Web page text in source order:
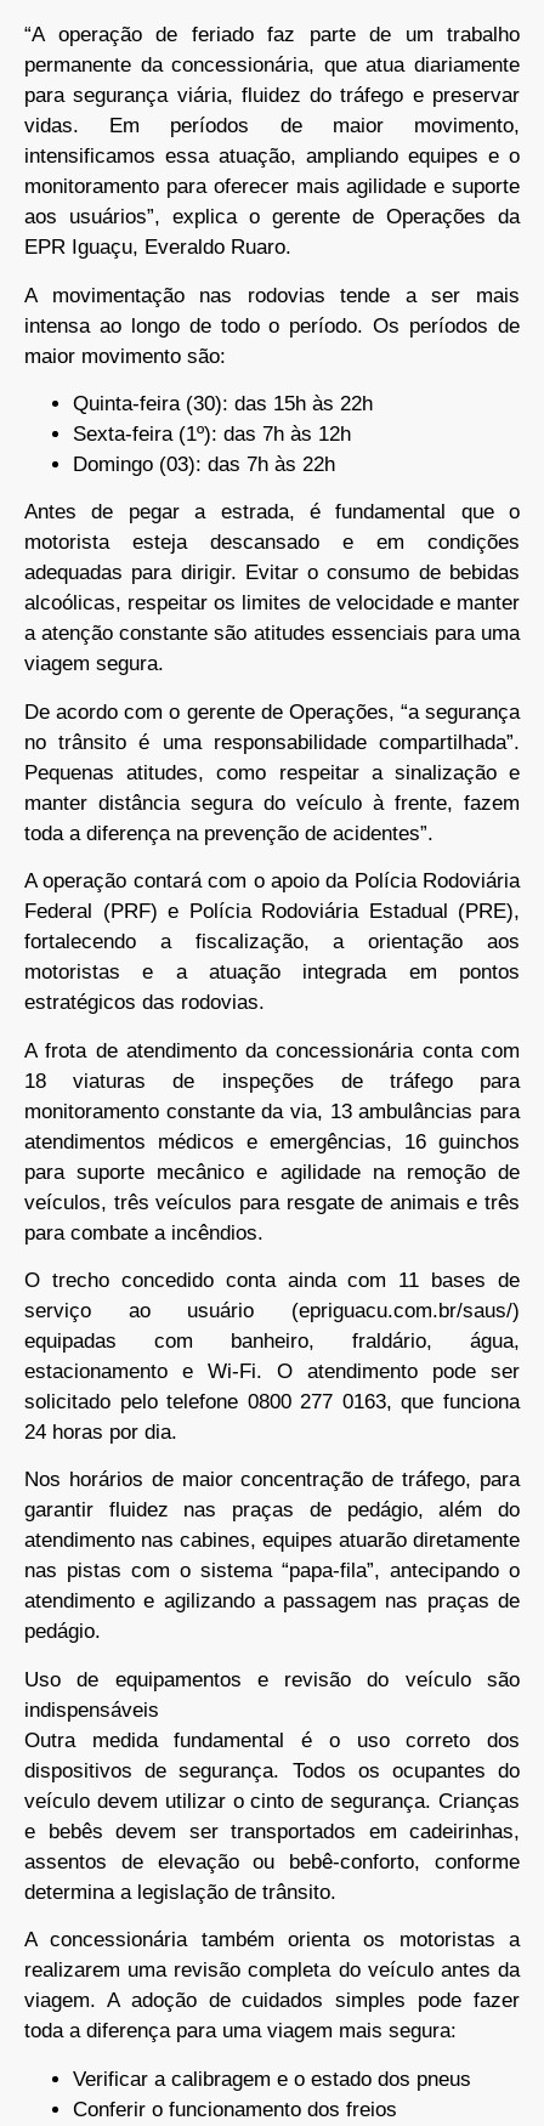
“A operação de feriado faz parte de um trabalho
permanente da concessionária, que atua diariamente
para segurança viária, fluidez do tráfego e preservar
vidas. Em períodos de maior movimento,
intensificamos essa atuação, ampliando equipes e o
monitoramento para oferecer mais agilidade e suporte
aos usuários”, explica o gerente de Operações da
EPR Iguaçu, Everaldo Ruaro.
A movimentação nas rodovias tende a ser mais
intensa ao longo de todo o período. Os períodos de
maior movimento são:
Quinta-feira (30): das 15h às 22h
Sexta-feira (1º): das 7h às 12h
Domingo (03): das 7h às 22h
Antes de pegar a estrada, é fundamental que o
motorista esteja descansado e em condições
adequadas para dirigir. Evitar o consumo de bebidas
alcoólicas, respeitar os limites de velocidade e manter
a atenção constante são atitudes essenciais para uma
viagem segura.
De acordo com o gerente de Operações, “a segurança
no trânsito é uma responsabilidade compartilhada”.
Pequenas atitudes, como respeitar a sinalização e
manter distância segura do veículo à frente, fazem
toda a diferença na prevenção de acidentes”.
A operação contará com o apoio da Polícia Rodoviária
Federal (PRF) e Polícia Rodoviária Estadual (PRE),
fortalecendo a fiscalização, a orientação aos
motoristas e a atuação integrada em pontos
estratégicos das rodovias.
A frota de atendimento da concessionária conta com
18 viaturas de inspeções de tráfego para
monitoramento constante da via, 13 ambulâncias para
atendimentos médicos e emergências, 16 guinchos
para suporte mecânico e agilidade na remoção de
veículos, três veículos para resgate de animais e três
para combate a incêndios.
O trecho concedido conta ainda com 11 bases de
serviço ao usuário (epriguacu.com.br/saus/)
equipadas com banheiro, fraldário, água,
estacionamento e Wi-Fi. O atendimento pode ser
solicitado pelo telefone 0800 277 0163, que funciona
24 horas por dia.
Nos horários de maior concentração de tráfego, para
garantir fluidez nas praças de pedágio, além do
atendimento nas cabines, equipes atuarão diretamente
nas pistas com o sistema “papa-fila”, antecipando o
atendimento e agilizando a passagem nas praças de
pedágio.
Uso de equipamentos e revisão do veículo são
indispensáveis
Outra medida fundamental é o uso correto dos
dispositivos de segurança. Todos os ocupantes do
veículo devem utilizar o cinto de segurança. Crianças
e bebês devem ser transportados em cadeirinhas,
assentos de elevação ou bebê-conforto, conforme
determina a legislação de trânsito.
A concessionária também orienta os motoristas a
realizarem uma revisão completa do veículo antes da
viagem. A adoção de cuidados simples pode fazer
toda a diferença para uma viagem mais segura:
Verificar a calibragem e o estado dos pneus
Conferir o funcionamento dos freios